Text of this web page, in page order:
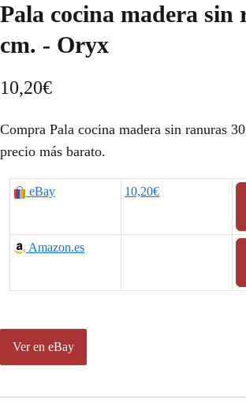
Pala cocina madera sin
cm. - Oryx
10,20€
Compra Pala cocina madera sin ranuras
precio más barato.
eBay 10,20€
Amazon.es
Ver en eBay